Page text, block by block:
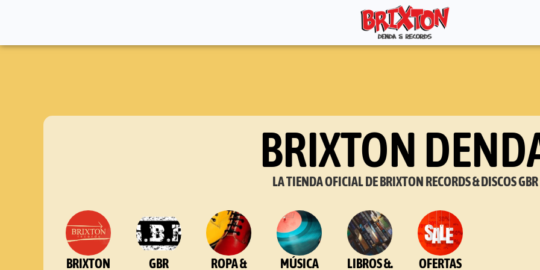
BRIXTON
LA TIENDA OFICIAL DE BRIXTON RECORDS & DISCOS GBR
BRIXTON
GBR
ROPA &
MÚSICA
LIBROS &.
OFERTAS